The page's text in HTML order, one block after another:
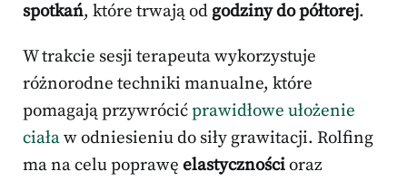
spotkań, które trwają od godziny do półtorej.
W trakcie sesji terapeuta wykorzystuje
różnorodne techniki manualne, które
pomagają przywrócićprawidłowe ułożenie
ciaław odniesieniu do siły grawitacji. Rolfing
ma na celu poprawę elastycznościoraz